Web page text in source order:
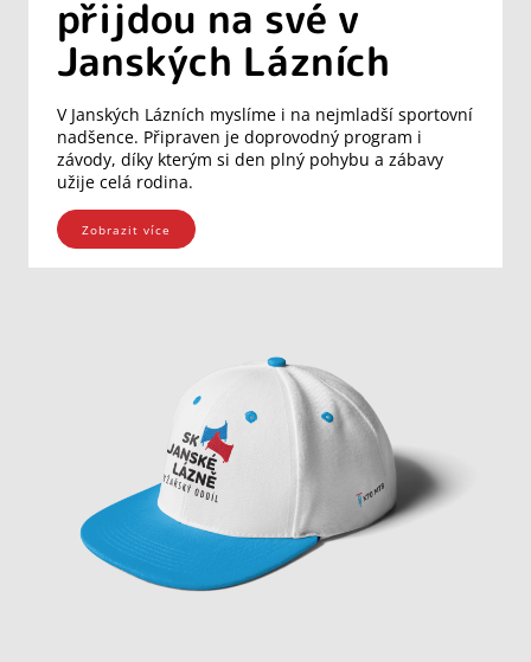
přijdou na své v
Janských Lázních
V Janských Lázních myslíme i na nejmladší sportovní
nadšence. Připraven je doprovodný program i
závody, díky kterým si den plný pohybu a zábavy
užije celá rodina.
Zobrazit více